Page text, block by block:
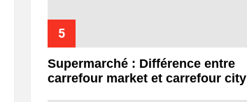
Supermarché : Différence entre
carrefour market et carrefour city